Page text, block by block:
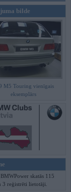
bilde
M5 Touring vienīgais
eksemplārs
BMWPower skatās 115
3 reģistrēti lietotāji.